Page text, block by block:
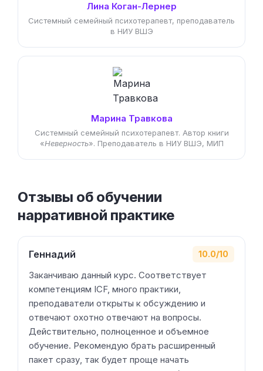
Лина Коган-Лернер
Системный семейный психотерапевт, преподаватель
в НИУ ВШЭ
Марина Травкова
Системный семейный психотерапевт. Автор книги
«Неверность». Преподаватель в НИУ ВШЭ, МИП
Отзывы об обучении
нарративной практике
Геннадий 10.0/10
Заканчиваю данный курс. Соответствует
компетенциям ICF, много практики,
преподаватели открыты к обсуждению и
отвечают охотно отвечают на вопросы.
Действительно, полноценное и объемное
обучение. Рекомендую брать расширенный
пакет сразу, так будет проще начать